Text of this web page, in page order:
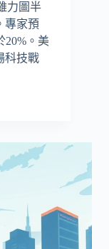
力圖半
專家預
20%。美
科技戰